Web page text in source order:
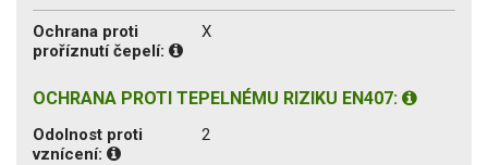
Ochrana proti
proříznutí čepelí:
X
OCHRANA PROTI TEPELNÉMU RIZIKU EN407:
Odolnost proti
vznícení:
2